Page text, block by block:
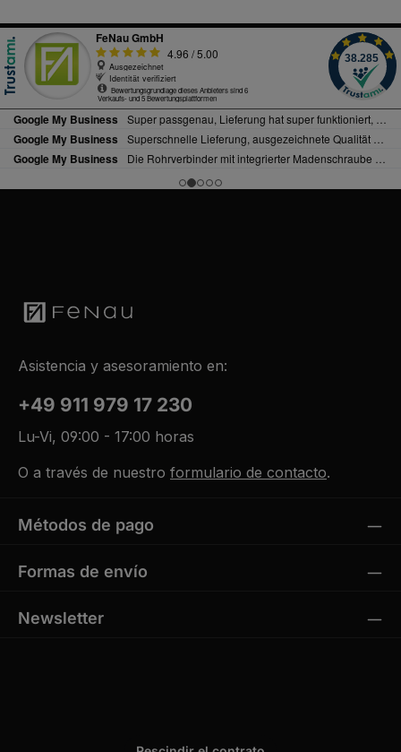
Asistencia y asesoramiento en:
+49 911 979 17 230
Lu-Vi, 09:00 - 17:00 horas
O a través de nuestro formulario de contacto.
Métodos de pago
Formas de envío
Newsletter